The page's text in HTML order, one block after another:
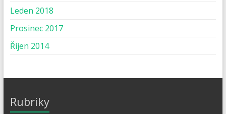
Leden 2018
Prosinec 2017
Říjen 2014
Rubriky